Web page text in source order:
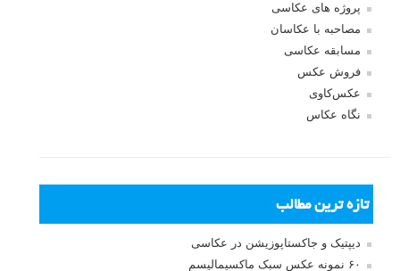
پروژه های عکاسی
مصاحبه با عکاسان
مسابقه عکاسی
فروش عکس
عکس‌کاوی
نگاه عکاس
تازه ترین مطالب
دیپتیک و جاکستا‌پوزیشن در عکاسی
۶۰ نمونه عکس سبک ماکسیمالیسم